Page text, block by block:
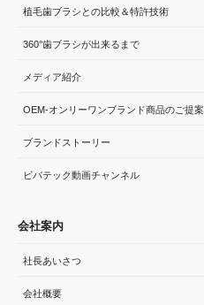
植毛歯ブラシとの比較＆特許技術
360°歯ブラシが出来るまで
メディア紹介
OEM-オンリーワンブランド商品のご提案
ブランドストーリー
ビバテック動画チャンネル
会社案内
社長あいさつ
会社概要